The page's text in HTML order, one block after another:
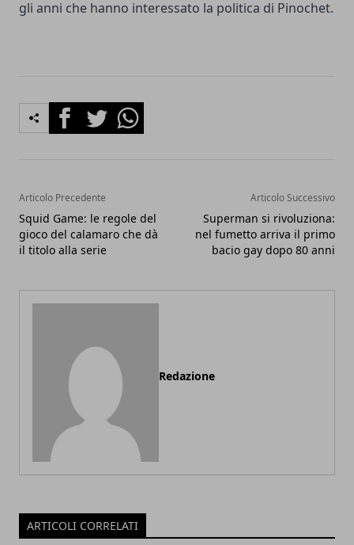
gli anni che hanno interessato la politica di Pinochet.
FacebookTwitterWhatsapp
Articolo Precedente
Squid Game: le regole del
gioco del calamaro che dà
il titolo alla serie
Articolo Successivo
Superman si rivoluziona:
nel fumetto arriva il primo
bacio gay dopo 80 anni
Redazione
ARTICOLI CORRELATI